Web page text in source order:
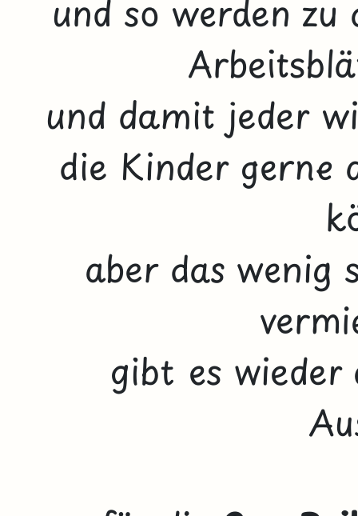
und so werden zu
und damit jeder
die Kinder gerne
aber das wenig
gibt es wieder